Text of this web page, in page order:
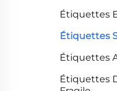
Étiquettes
Étiquettes
Étiquettes
Étiquettes